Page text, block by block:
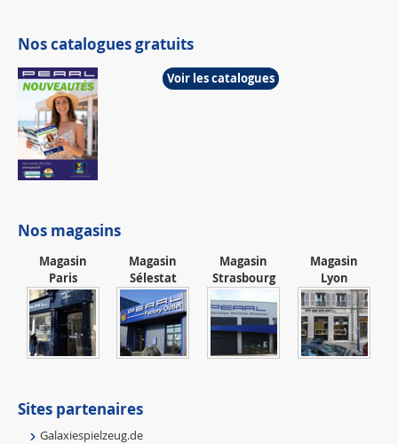
Nos catalogues gratuits
Voir les catalogues
Nos magasins
Magasin
Paris
Magasin
Sélestat
Magasin
Strasbourg
Magasin
Lyon
Sites partenaires
Galaxiespielzeug.de